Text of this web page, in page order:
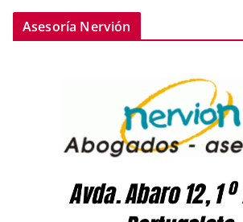
Asesoría Nervión